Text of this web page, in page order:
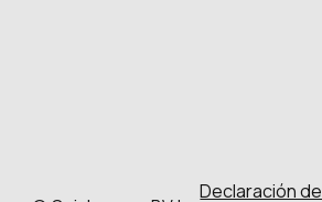
Declaración de